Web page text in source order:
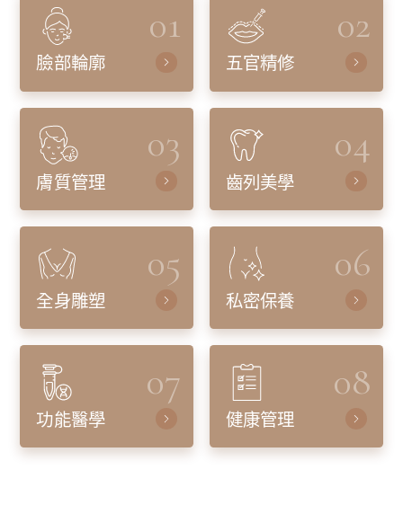
01
臉部輪廓
02
五官精修
03
膚質管理
04
齒列美學
05
全身雕塑
06
私密保養
07
功能醫學
08
健康管理